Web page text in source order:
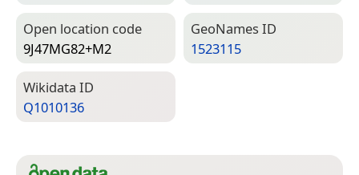
Open location code
9J47MG82+M2
Geo­Names ID
1523115
Wiki­data ID
Q1010136